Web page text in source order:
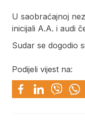
U saobraćajnoj
inicijali A.A. i audi
Sudar se dogodio
Podijeli vijest na: